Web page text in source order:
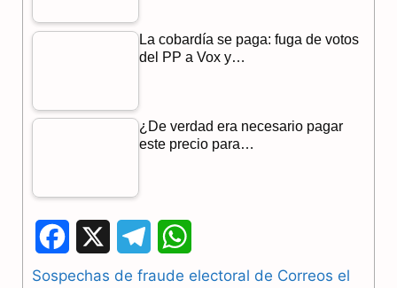
La cobardía se paga: fuga de votos
del PP a Vox y…
¿De verdad era necesario pagar
este precio para…
a
e
h
Sospechas de fraude electoral de Correos el